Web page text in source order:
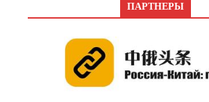
ПАРТНЕРЫ